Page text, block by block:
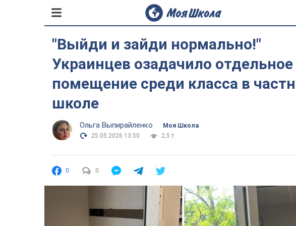
"Выйди и зайди нормально!"
Украинцев озадачило отдельное
помещение среди класса в
школе
Ольга Выпирайленко
Моя Школа
25.05.2026 13:50
2,5 т.
0 0